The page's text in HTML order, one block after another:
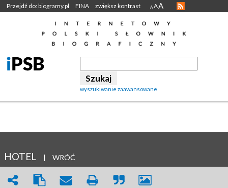
Przejdź do: biogramy.pl FINA zwiększ kontrast A AA
wyszukiwanie zaawansowane
HOTEL | WRÓĆ